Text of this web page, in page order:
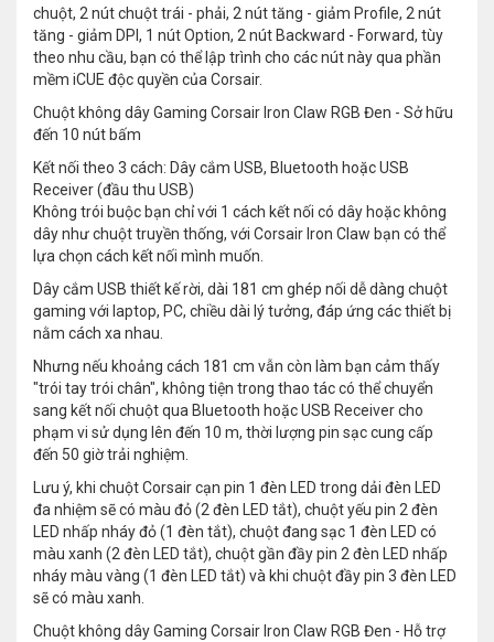
chuột, 2 nút chuột trái - phải, 2 nút tăng - giảm Profile, 2 nút
tăng - giảm DPI, 1 nút Option, 2 nút Backward - Forward, tùy
theo nhu cầu, bạn có thể lập trình cho các nút này qua phần
mềm iCUE độc quyền của Corsair.
Chuột không dây Gaming Corsair Iron Claw RGB Đen - Sở hữu
đến 10 nút bấm
Kết nối theo 3 cách: Dây cắm USB, Bluetooth hoặc USB
Receiver (đầu thu USB)
Không trói buộc bạn chỉ với 1 cách kết nối có dây hoặc không
dây như chuột truyền thống, với Corsair Iron Claw bạn có thể
lựa chọn cách kết nối mình muốn.
Dây cắm USB thiết kế rời, dài 181 cm ghép nối dễ dàng chuột
gaming với laptop, PC, chiều dài lý tưởng, đáp ứng các thiết bị
nằm cách xa nhau.
Nhưng nếu khoảng cách 181 cm vẫn còn làm bạn cảm thấy
"trói tay trói chân", không tiện trong thao tác có thể chuyển
sang kết nối chuột qua Bluetooth hoặc USB Receiver cho
phạm vi sử dụng lên đến 10 m, thời lượng pin sạc cung cấp
đến 50 giờ trải nghiệm.
Lưu ý, khi chuột Corsair cạn pin 1 đèn LED trong dải đèn LED
đa nhiệm sẽ có màu đỏ (2 đèn LED tắt), chuột yếu pin 2 đèn
LED nhấp nháy đỏ (1 đèn tắt), chuột đang sạc 1 đèn LED có
màu xanh (2 đèn LED tắt), chuột gần đầy pin 2 đèn LED nhấp
nháy màu vàng (1 đèn LED tắt) và khi chuột đầy pin 3 đèn LED
sẽ có màu xanh.
Chuột không dây Gaming Corsair Iron Claw RGB Đen - Hỗ trợ